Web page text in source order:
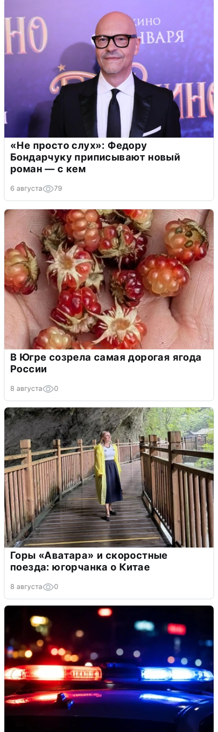
«Не просто слух»: Федору
Бондарчуку приписывают новый
роман — с кем
6 августа 79
В Югре созрела самая дорогая ягода
России
8 августа 0
Горы «Аватара» и скоростные
поезда: югорчанка о Китае
8 августа 0